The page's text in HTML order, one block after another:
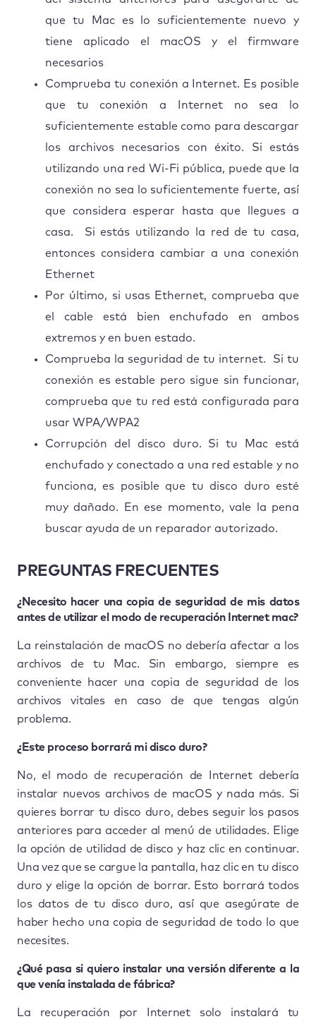
que tu Mac es lo suficientemente nuevo y
tiene aplicado el macOS y el firmware
necesarios
Comprueba tu conexión a Internet. Es posible
que tu conexión a Internet no sea lo
suficientemente estable como para descargar
los archivos necesarios con éxito. Si estás
utilizando una red Wi-Fi pública, puede que la
conexión no sea lo suficientemente fuerte, así
que considera esperar hasta que llegues a
casa. Si estás utilizando la red de tu casa,
entonces considera cambiar a una conexión
Ethernet
Por último, si usas Ethernet, comprueba que
el cable está bien enchufado en ambos
extremos y en buen estado.
Comprueba la seguridad de tu internet. Si tu
conexión es estable pero sigue sin funcionar,
comprueba que tu red está configurada para
usar WPA/WPA2
Corrupción del disco duro. Si tu Mac está
enchufado y conectado a una red estable y no
funciona, es posible que tu disco duro esté
muy dañado. En ese momento, vale la pena
buscar ayuda de un reparador autorizado.
PREGUNTAS FRECUENTES
¿Necesito hacer una copia de seguridad de mis datos
antes de utilizar el modo de recuperación Internet mac?
La reinstalación de macOS no debería afectar a los
archivos de tu Mac. Sin embargo, siempre es
conveniente hacer una copia de seguridad de los
archivos vitales en caso de que tengas algún
problema.
¿Este proceso borrará mi disco duro?
No, el modo de recuperación de Internet debería
instalar nuevos archivos de macOS y nada más. Si
quieres borrar tu disco duro, debes seguir los pasos
anteriores para acceder al menú de utilidades. Elige
la opción de utilidad de disco y haz clic en continuar.
Una vez que se cargue la pantalla, haz clic en tu disco
duro y elige la opción de borrar. Esto borrará todos
los datos de tu disco duro, así que asegúrate de
haber hecho una copia de seguridad de todo lo que
necesites.
¿Qué pasa si quiero instalar una versión diferente a la
que venía instalada de fábrica?
La recuperación por Internet solo instalará tu